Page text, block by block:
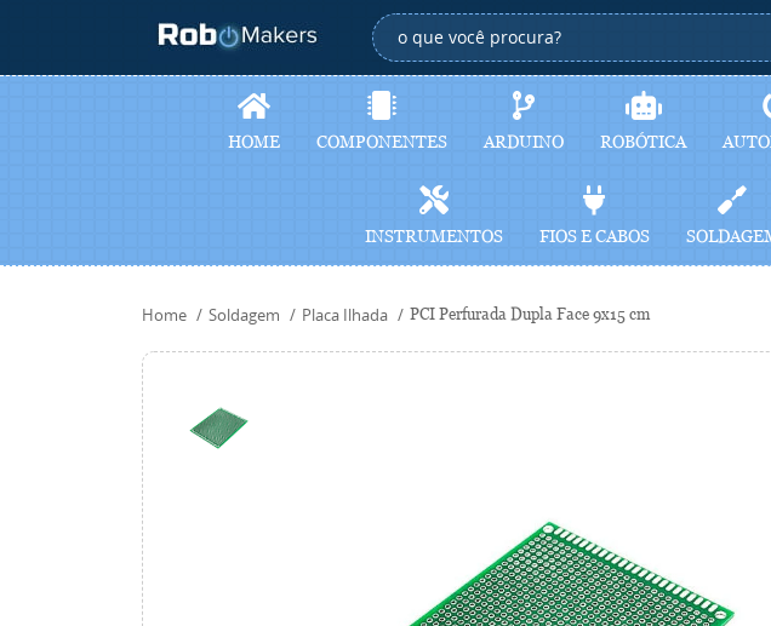
HOME COMPONENTES ARDUINO ROBÓTICA
INSTRUMENTOS FIOS E CABOS
Home Soldagem Placa Ilhada PCI Perfurada Dupla Face 9x15 cm